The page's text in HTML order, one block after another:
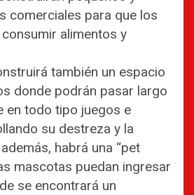
comerciales para que los
alimentos y
también un espacio
donde podrán pasar largo
en todo tipo juegos e
su destreza y la
habrá una “pet
mascotas puedan ingresar
se encontrará un